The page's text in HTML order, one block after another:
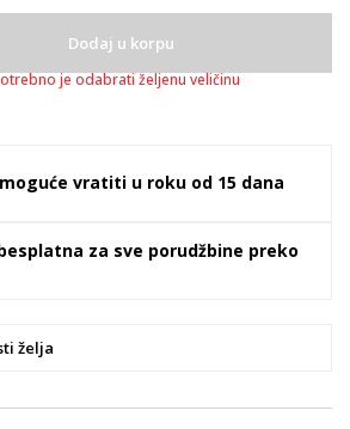
Dodaj u korpu
je odabrati željenu veličinu
vratiti u roku od 15 dana
za sve porudžbine preko
želja